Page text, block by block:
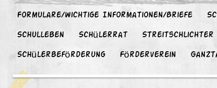
Formulare/wichtige Informationen/Briefe
Schulleben Schülerrat Streitschlichter
Schülerbeförderung Förderverein